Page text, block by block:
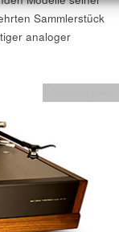
Sammlerstück
analoger